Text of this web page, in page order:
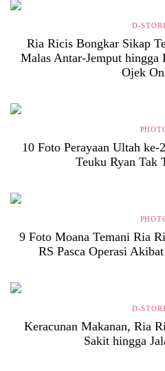
D-
Ria Ricis Bongkar Sikap
Malas Antar-Jemput
Ojek
10 Foto Perayaan Ultah
Teuku Ryan Tak
9 Foto Moana Temani Ria
RS Pasca Operasi
D-
Keracunan Makanan, Ria
Sakit hingga